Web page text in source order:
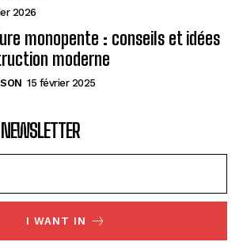
2026
monopente : conseils et idées
moderne
15 février 2025
I WANT IN